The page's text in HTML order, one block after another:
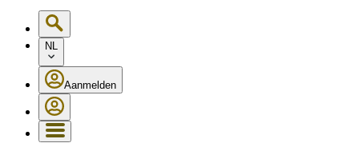
NL
Aanmelden